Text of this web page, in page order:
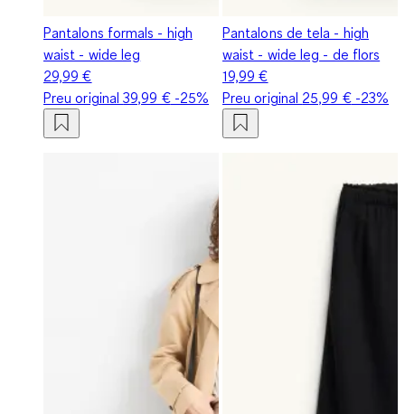
Pantalons formals - high
waist - wide leg
29,99 €
Preu original39,99 €-25%
Pantalons de tela - high
waist - wide leg - de flors
19,99 €
Preu original 25,99 €-23%